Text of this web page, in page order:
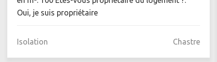
Oui, je suis propriétaire
Isolation Chastre